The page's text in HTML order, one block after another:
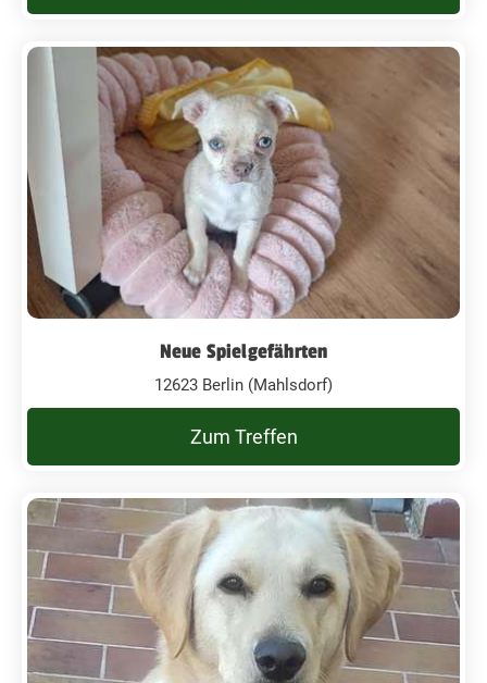
Neue Spielgefährten
12623 Berlin (Mahlsdorf)
Zum Treffen